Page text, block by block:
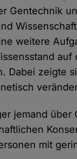
Gentechnik
weitere
Dabei zeigte
jemand
mit